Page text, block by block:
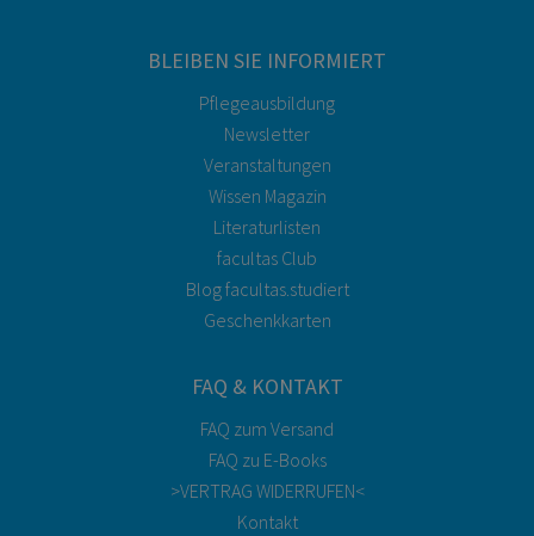
BLEIBEN SIE INFORMIERT
Pflegeausbildung
Newsletter
Veranstaltungen
Wissen Magazin
Literaturlisten
facultas Club
Blog facultas.studiert
Geschenkkarten
FAQ & KONTAKT
FAQ zum Versand
FAQ zu E-Books
>VERTRAG WIDERRUFEN<
Kontakt